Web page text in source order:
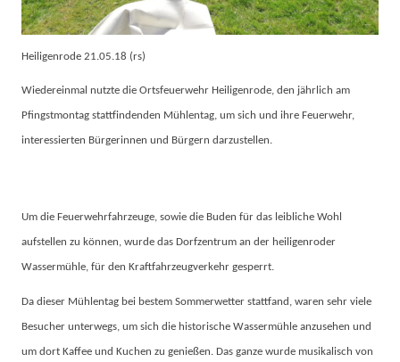
Heiligenrode 21.05.18 (rs)
Wiedereinmal nutzte die Ortsfeuerwehr Heiligenrode, den jährlich am
Pfingstmontag stattfindenden Mühlentag, um sich und ihre Feuerwehr,
interessierten Bürgerinnen und Bürgern darzustellen.
Um die Feuerwehrfahrzeuge, sowie die Buden für das leibliche Wohl
aufstellen zu können, wurde das Dorfzentrum an der heiligenroder
Wassermühle, für den Kraftfahrzeugverkehr gesperrt.
Da dieser Mühlentag bei bestem Sommerwetter stattfand, waren sehr viele
Besucher unterwegs, um sich die historische Wassermühle anzusehen und
um dort Kaffee und Kuchen zu genießen. Das ganze wurde musikalisch von